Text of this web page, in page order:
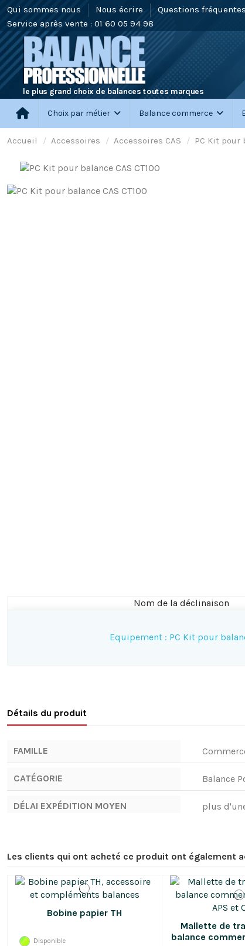
Qui sommes nous Nous écrire
Questions fréquentes
Service après vente : 01 60 05 94 98
le plus grand choix de balances toutes marques
Choix par métier Balance commerce
Accueil Accessoires Accessoires CAS PC Kit pour
Nom de la déclinaison
Equipement : PC Kit pour
Détails du produit
FAMILLE
CATÉGORIE Balance
DÉLAI EXPÉDITION MOYEN plus
Les clients qui ont acheté ce produit ont également
Bobine papier TH
Disponible
Mallette de
balance